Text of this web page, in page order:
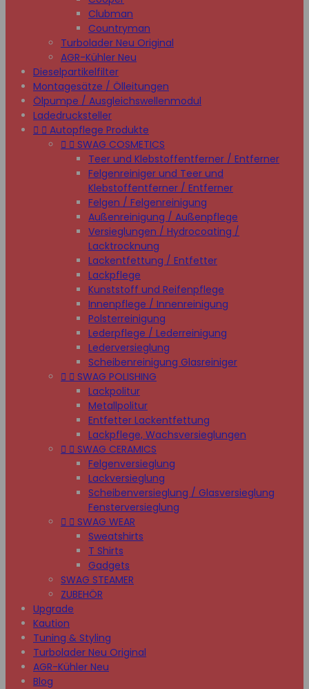
Clubman
Countryman
Turbolader Neu Original
AGR-Kühler Neu
Dieselpartikelfilter
Montagesätze / Ölleitungen
Ölpumpe / Ausgleichswellenmodul
Ladedrucksteller
  Autopflege Produkte
  SWAG COSMETICS
Teer und Klebstoffentferner / Entferner
Felgenreiniger und Teer und
Klebstoffentferner / Entferner
Felgen / Felgenreinigung
Außenreinigung / Außenpflege
Versieglungen / Hydrocoating /
Lacktrocknung
Lackentfettung / Entfetter
Lackpflege
Kunststoff und Reifenpflege
Innenpflege / Innenreinigung
Polsterreinigung
Lederpflege / Lederreinigung
Lederversieglung
Scheibenreinigung Glasreiniger
  SWAG POLISHING
Lackpolitur
Metallpolitur
Entfetter Lackentfettung
Lackpflege, Wachsversieglungen
  SWAG CERAMICS
Felgenversieglung
Lackversieglung
Scheibenversieglung / Glasversieglung
Fensterversieglung
  SWAG WEAR
Sweatshirts
T Shirts
Gadgets
SWAG STEAMER
ZUBEHÖR
Upgrade
Kaution
Tuning & Styling
Turbolader Neu Original
AGR-Kühler Neu
Blog